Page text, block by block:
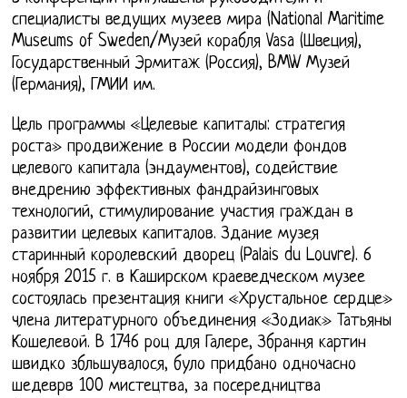
специалисты ведущих музеев мира (National Maritime
Museums of Sweden/Музей корабля Vasa (Швеция),
Государственный Эрмитаж (Россия), BMW Музей
(Германия), ГМИИ им.
Цель программы «Целевые капиталы: стратегия
роста» продвижение в России модели фондов
целевого капитала (эндаументов), содействие
внедрению эффективных фандрайзинговых
технологий, стимулирование участия граждан в
развитии целевых капиталов. Здание музея
старинный королевский дворец (Palais du Louvre). 6
ноября 2015 г. в Каширском краеведческом музее
состоялась презентация книги «Хрустальное сердце»
члена литературного объединения «Зодиак» Татьяны
Кошелевой. В 1746 роц для Галере, Збрання картин
швидко збльшувалося, було придбано одночасно
шедеврв 100 мистецтва, за посередництва